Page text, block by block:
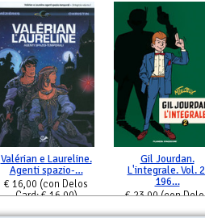
Valérian e Laureline.
Agenti spazio-…
€ 16,00 (con Delos
Card: € 16,00)
Gil Jourdan.
L'integrale. Vol.
196…
€ 23,00(con